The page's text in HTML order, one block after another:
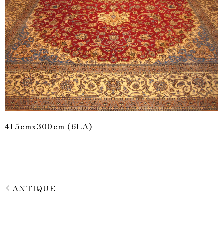
415cmx300cm (6LA)
ANTIQUE